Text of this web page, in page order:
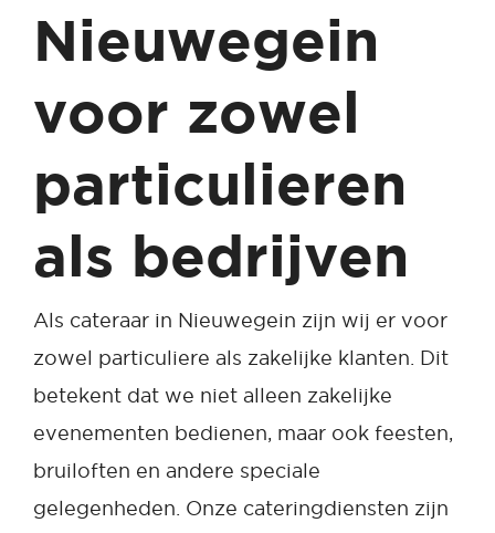
Nieuwegein
voor zowel
particulieren
als bedrijven
Als cateraar in Nieuwegein zijn wij er voor
zowel particuliere als zakelijke klanten. Dit
betekent dat we niet alleen zakelijke
evenementen bedienen, maar ook feesten,
bruiloften en andere speciale
gelegenheden. Onze cateringdiensten zijn